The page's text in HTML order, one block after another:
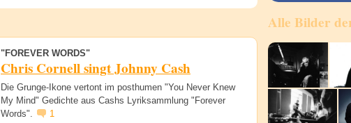
"FOREVER WORDS"
Chris Cornell singt Johnny Cash
Die Grunge-Ikone vertont im posthumen "You Never Knew
My Mind" Gedichte aus Cashs Lyriksammlung "Forever
Words".
1
Alle Bilder